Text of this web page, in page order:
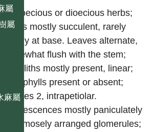
屬
屬
麻屬
Monoecious or dioecious herbs;
stems mostly succulent, rarely
woody at base. Leaves alternate,
somewhat flush with the stem;
cystoliths mostly present, linear;
nanophylls present or absent;
stipules 2, intrapetiolar.
Inflorescences mostly paniculately
or cymosely arranged glomerules;